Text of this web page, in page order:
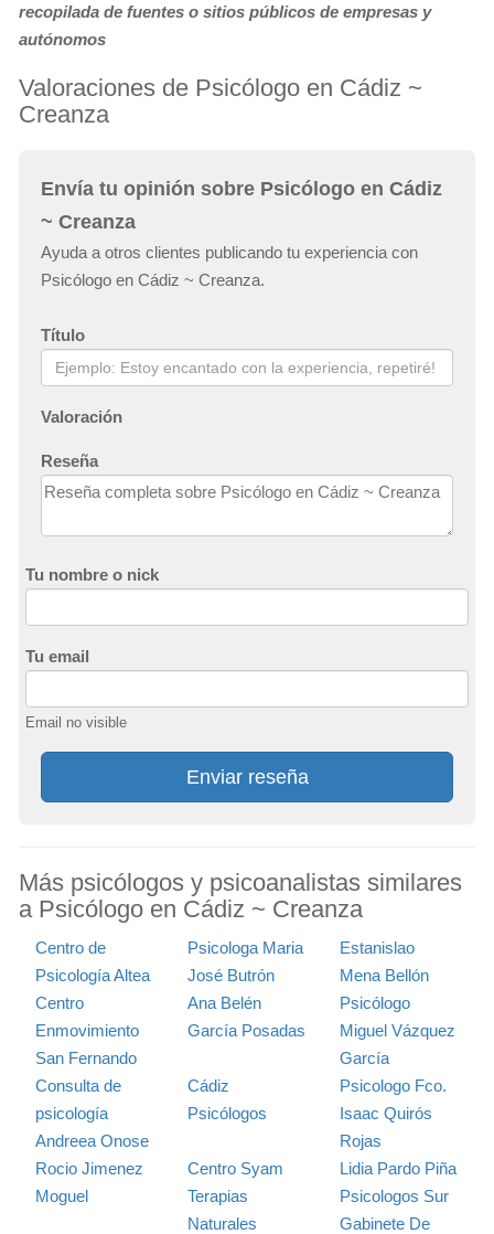
recopilada de fuentes o sitios públicos de empresas y
autónomos
Valoraciones de Psicólogo en Cádiz ~
Creanza
Envía tu opinión sobre Psicólogo en Cádiz
~ Creanza
Ayuda a otros clientes publicando tu experiencia con
Psicólogo en Cádiz ~ Creanza.
Título
Valoración
Reseña
Tu nombre o nick
Tu email
Email no visible
Enviar reseña
Más psicólogos y psicoanalistas similares
a Psicólogo en Cádiz ~ Creanza
Centro de
Psicología Altea
Psicologa Maria
José Butrón
Estanislao
Mena Bellón
Centro
Enmovimiento
San Fernando
Ana Belén
García Posadas
Psicólogo
Miguel Vázquez
García
Consulta de
psicología
Andreea Onose
Cádiz
Psicólogos
Psicologo Fco.
Isaac Quirós
Rojas
Rocio Jimenez
Moguel
Centro Syam
Terapias
Naturales
Lidia Pardo Piña
Psicologos Sur
Gabinete De